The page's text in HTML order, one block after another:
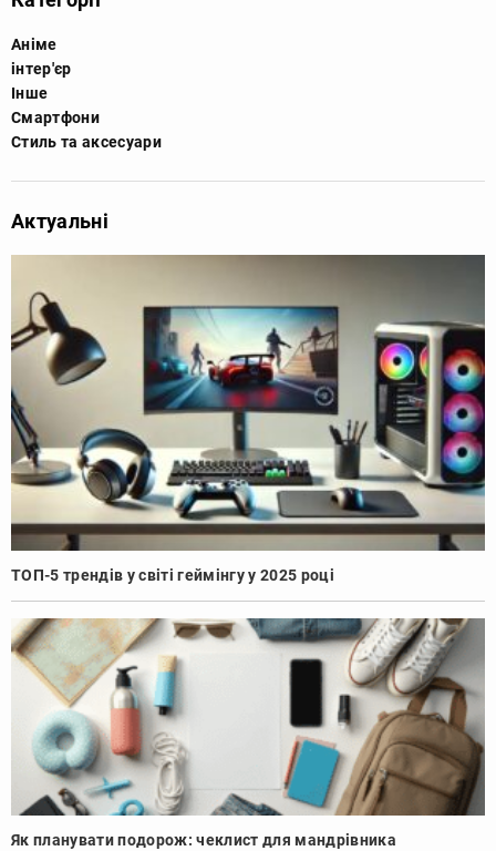
Аніме
інтер'єр
Інше
Смартфони
Стиль та аксесуари
Актуальні
ТОП-5 трендів у світі геймінгу у 2025 році
Як планувати подорож: чеклист для мандрівника